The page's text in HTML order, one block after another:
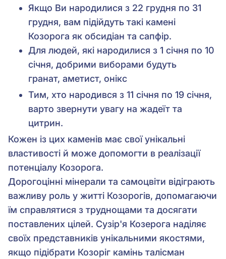
Якщо Ви народилися з 22 грудня по 31
грудня, вам підійдуть такі камені
Козорога як обсидіан та сапфір.
Для людей, які народилися з 1 січня по 10
січня, добрими виборами будуть
гранат, аметист, онікс
Тим, хто народився з 11 січня по 19 січня,
варто звернути увагу на жадеїт та
цитрин.
Кожен із цих каменів має свої унікальні
властивості й може допомогти в реалізації
потенціалу Козорога.
Дорогоцінні мінерали та самоцвіти відіграють
важливу роль у житті Козорогів, допомагаючи
їм справлятися з труднощами та досягати
поставлених цілей. Сузір'я Козерога наділяє
своїх представників унікальними якостями,
якщо підібрати Козоріг камінь талісман